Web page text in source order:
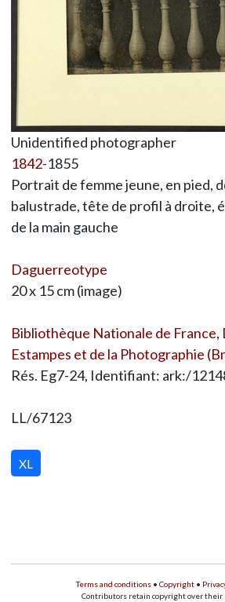
Unidentified photographer
1842-1855
Portrait de femme jeune, en pied,
balustrade, tête de profil à droite,
de la main gauche
Daguerreotype
20 x 15 cm (image)
Bibliothèque Nationale de
Estampes et de la Photographie
Rés. Eg7-24, Identifiant: ark:/
LL/67123
XL
Terms and conditions • Copyright •
Contributors retain copyright over their